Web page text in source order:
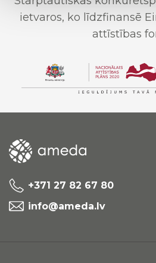
ietvaros, ko līdzfinansē
attīstības
+371 27 82 67 80
info@ameda.lv